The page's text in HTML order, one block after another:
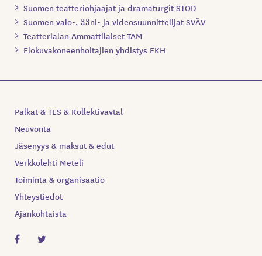
Suomen teatteriohjaajat ja dramaturgit STOD
Suomen valo-, ääni- ja videosuunnittelijat SVÄV
Teatterialan Ammattilaiset TAM
Elokuvakoneenhoitajien yhdistys EKH
Palkat & TES & Kollektivavtal
Neuvonta
Jäsenyys & maksut & edut
Verkkolehti Meteli
Toiminta & organisaatio
Yhteystiedot
Ajankohtaista